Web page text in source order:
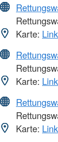
Karte:
Karte:
Karte: